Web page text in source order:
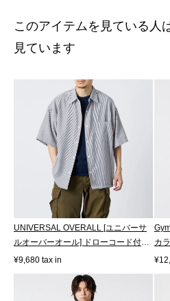
このアイテムを見ている人
見ています
UNIVERSAL OVERALL [ユニバーサ
ルオーバーオール] ドローコード付パ
ジャマ...
¥9,680 tax in
カ